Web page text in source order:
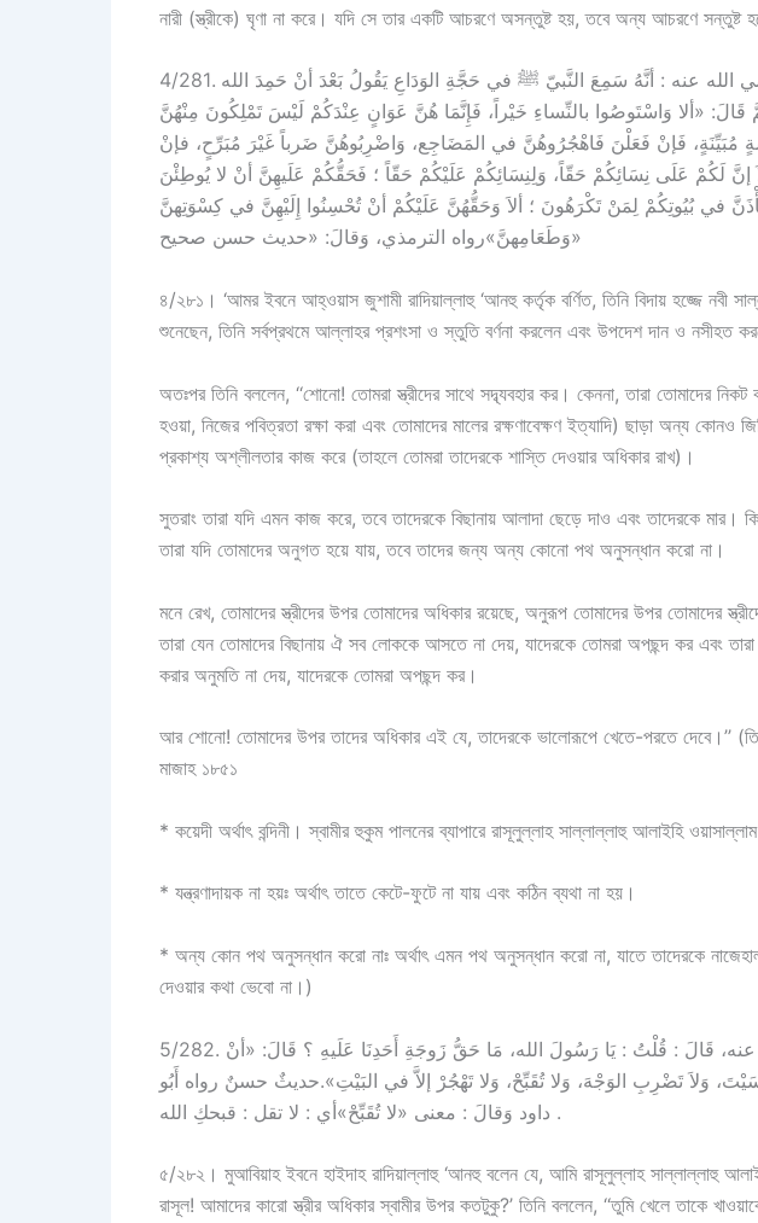
নারী (স্ত্রীকে) ঘৃণা না করে। যদি সে তার একটি আচরণে অসন্তুষ্ট হয়, তবে অন্য আচরণে
4/281. وَعَن عَمرِو بنِ الأحوَصِ الجُشَمِي رضي الله عنه : أنَّهُ سَمِعَ النَّبيّ ﷺ في حَجَّةِ الوَدَاعِ يَقُولُ بَعْدَ أنْ حَمِدَ الله
قَالَ: «ألا وَاسْتَوصُوا بالنِّساءِ خَيْراً، فَإِنَّمَا هُنَّ عَوَانٍ عِنْدَكُمْ لَيْسَ تَمْلِكُونَ مِنْهُنَّ
مُبَيِّنَةٍ، فَإنْ فَعَلْنَ فَاهْجُرُوهُنَّ في المَضَاجِع، وَاضْرِبُوهُنَّ ضَرباً غَيْرَ مُبَرِّحٍ، فإنْ
إنَّ لَكُمْ عَلَى نِسَائِكُمْ حَقّاً، وَلِنِسَائِكُمْ عَلَيْكُمْ حَقّاً ؛ فَحَقُّكُمْ عَلَيهِنَّ أنْ لا يُوطِئْنَ
في بُيُوتِكُمْ لِمَنْ تَكْرَهُونَ ؛ ألاَ وَحَقُّهُنَّ عَلَيْكُمْ أنْ تُحْسِنُوا إِلَيْهِنَّ في كِسْوَتِهنَّ
وَطَعَامِهنَّ»رواه الترمذي، وَقالَ: «حديث حسن صحيح»
৪/২৮১। ‘আমর ইবনে আহ্ওয়াস জুশামী রাদিয়াল্লাহু ‘আনহু কর্তৃক বর্ণিত, তিনি বিদায় হজ্জে নবী
শুনেছেন, তিনি সর্বপ্রথমে আল্লাহর প্রশংসা ও স্তুতি বর্ণনা করলেন এবং উপদেশ দান ও নসীহত
অতঃপর তিনি বললেন, ‘‘শোনো! তোমরা স্ত্রীদের সাথে সদ্ব্যবহার কর। কেননা, তারা তোমাদের
হওয়া, নিজের পবিত্রতা রক্ষা করা এবং তোমাদের মালের রক্ষণাবেক্ষণ ইত্যাদি) ছাড়া অন্য কোনও
প্রকাশ্য অশ্লীলতার কাজ করে (তাহলে তোমরা তাদেরকে শাস্তি দেওয়ার অধিকার রাখ)।
সুতরাং তারা যদি এমন কাজ করে, তবে তাদেরকে বিছানায় আলাদা ছেড়ে দাও এবং তাদেরকে মার।
তারা যদি তোমাদের অনুগত হয়ে যায়, তবে তাদের জন্য অন্য কোনো পথ অনুসন্ধান করো না।
মনে রেখ, তোমাদের স্ত্রীদের উপর তোমাদের অধিকার রয়েছে, অনুরূপ তোমাদের উপর তোমাদের
তারা যেন তোমাদের বিছানায় ঐ সব লোককে আসতে না দেয়, যাদেরকে তোমরা অপছন্দ কর এবং
করার অনুমতি না দেয়, যাদেরকে তোমরা অপছন্দ কর।
আর শোনো! তোমাদের উপর তাদের অধিকার এই যে, তাদেরকে ভালোরূপে খেতে-পরতে দেবে।’’
মাজাহ ১৮৫১
* কয়েদী অর্থাৎ বন্দিনী। স্বামীর হুকুম পালনের ব্যাপারে রাসূলুল্লাহ সাল্লাল্লাহু আলাইহি
* যন্ত্রণাদায়ক না হয়ঃ অর্থাৎ তাতে কেটে-ফুটে না যায় এবং কঠিন ব্যথা না হয়।
* অন্য কোন পথ অনুসন্ধান করো নাঃ অর্থাৎ এমন পথ অনুসন্ধান করো না, যাতে তাদেরকে
দেওয়ার কথা ভেবো না।)
5/282. وَعَن مُعَاوِيَةَ بنِ حَيدَةَ رضي الله عنه، قَالَ : قُلْتُ : يَا رَسُولَ الله، مَا حَقُّ زَوجَةِ أَحَدِنَا عَلَيهِ ؟ قَالَ: «أنْ
وَلاَ تَضْرِبِ الوَجْهَ، وَلا تُقَبِّحْ، وَلا تَهْجُرْ إلاَّ في البَيْتِ».حديثٌ حسنٌ رواه أَبُو
داود وَقالَ : معنى «لا تُقَبِّحْ»أي : لا تقل : قبحكِ الله .
৫/২৮২। মুআবিয়াহ ইবনে হাইদাহ রাদিয়াল্লাহু ‘আনহু বলেন যে, আমি রাসূলুল্লাহ সাল্লাল্লাহু
রাসূল! আমাদের কারো স্ত্রীর অধিকার স্বামীর উপর কতটুকু?’ তিনি বললেন, ‘‘তুমি খেলে তাকে